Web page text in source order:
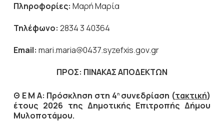
Πληροφορίες: Μαρή Μαρία
Τηλέφωνο: 2834 3 40364
Email: mari.maria@0437.syzefxis.gov.gr
ΠΡΟΣ: ΠΙΝΑΚΑΣ ΑΠΟΔΕΚΤΩΝ
Θ Ε Μ Α: Πρόσκληση στη 4ησυνεδρίαση (τακτική)
έτους 2026 της Δημοτικής Επιτροπής Δήμου
Μυλοποτάμου.